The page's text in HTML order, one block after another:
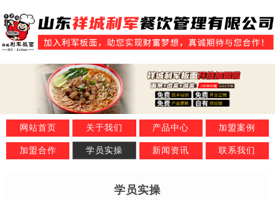
网站首页 关于我们 产品中心 加盟案例
加盟合作 学员实操 新闻资讯 联系我们
学员实操